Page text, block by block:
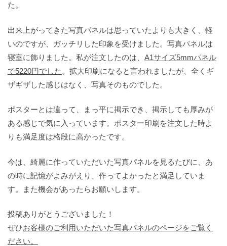
た。
出来上がってきた写真パネルは思っていたよりも大きく、軽
いのですが、ガッチリした印象を受けました。写真パネルは
寝室に飾りました。私が注文したのは、 A1サイズ5mmパネル
で5220円でした 。拡大印刷になると言われましたが、全くギ
ザギザした感じはなく、写真そのものでした。
ポスターとは違って、まっ平に掲示でき、掲示しても厚みが
ある感じで気に入っています。ポスター印刷を注文した時よ
りも満足度は格段に高かったです。
今は、綺麗に作っていただいた写真パネルを見るたびに、あ
の時に記憶がよみがえり、作ってよかったと満足していま
す。また機会があったらお願いします。
投稿ありがとうございました！
ぜひお客様のご利用いただいた写真パネルのページをご覧く
ださい。